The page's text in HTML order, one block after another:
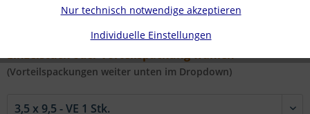
1-4 Werktage Lieferzeit
#Art. 9110 A2 SW | Ø x l in mm:
Einzelstück oder Vorteilspackung wählen
(Vorteilspackungen weiter unten im Dropdown)
Individuelle Einstellungen
Nur technisch notwendige akzeptieren